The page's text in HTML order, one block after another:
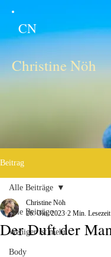
CN
Christine Nöh
Beitrag
Alle Beiträge
Weniger ist mehr
Body
Alle Beiträge
Der Duft der
Christine Nöh
26. Okt. 2023 2 Min. Lesezeit